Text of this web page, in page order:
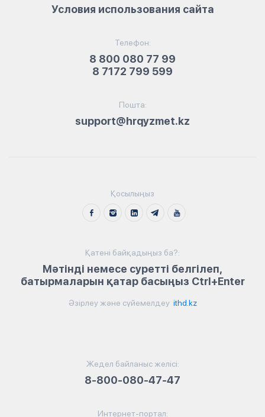
Телефон:
8 800 080 77 99
8 7172 799 599
Пошта:
support@hrqyzmet.kz
Условия использования сайта
Қосылыңыз
Қатені байқадыңыз ба?:
Мәтінді немесе суретті белгілеп,
батырмаларын қатар басыңыз Ctrl+Enter
Әзірлеу және сүйемелдеу ithd.kz
Жедел байланыс желісі:
8-800-080-47-47
Интернет-портал: